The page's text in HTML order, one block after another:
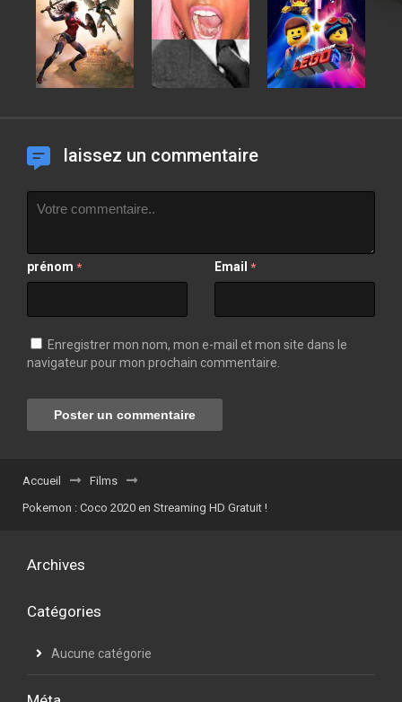
laissez un commentaire
prénom * Email *
Enregistrer mon nom, mon e-mail et mon site dans le
navigateur pour mon prochain commentaire.
Accueil
Films
Pokemon : Coco 2020 en Streaming HD Gratuit !
Archives
Catégories
Aucune catégorie